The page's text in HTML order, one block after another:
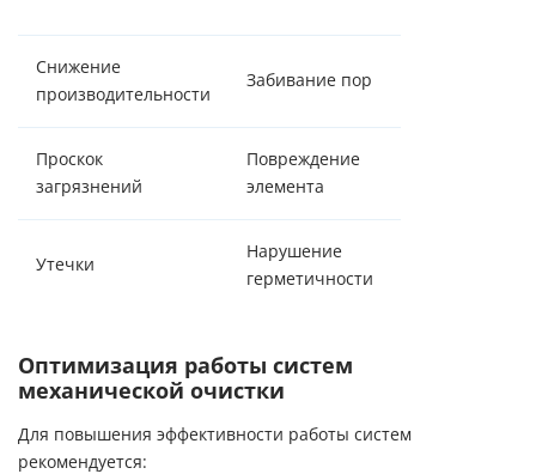
Снижение
производительности
Забивание пор
Проскок
загрязнений
Повреждение
элемента
Утечки
Нарушение
герметичности
Оптимизация работы систем
механической очистки
Для повышения эффективности работы систем
рекомендуется: